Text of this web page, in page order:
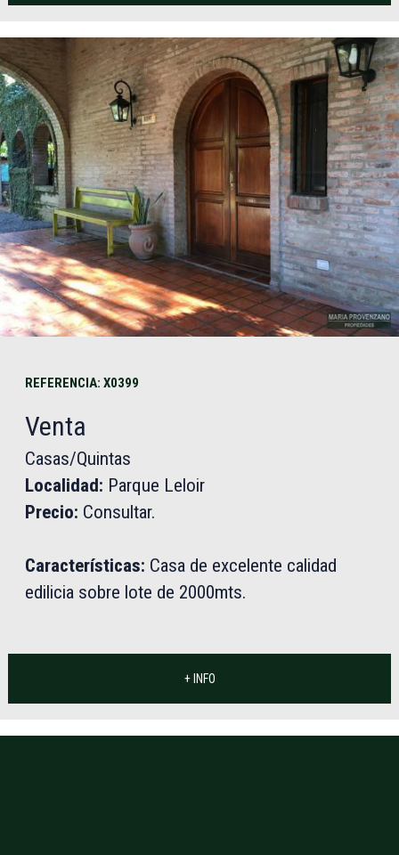
REFERENCIA: X0399
Venta
Casas/Quintas
Localidad: Parque Leloir
Precio: Consultar.
Características: Casa de excelente calidad
edilicia sobre lote de 2000mts.
+ INFO